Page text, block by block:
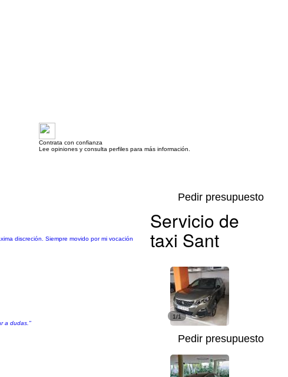
Contrata con confianza
Lee opiniones y consulta perfiles para más información.
discreción. Siempre movido por mi vocación
Pedir presupuesto
a dudas."
1/1
Pedir presupuesto
Servicio de
taxi Sant